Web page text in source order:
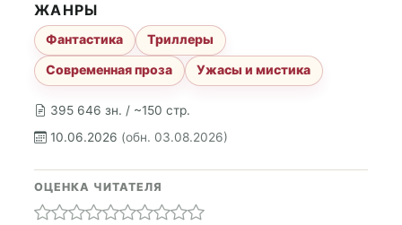
395 646 зн. / ~150 стр.
10.06.2026 (обн. 03.08.2026)
ЖАНРЫ
Фантастика
Триллеры
Современная проза
Ужасы и мистика
ОЦЕНКА ЧИТАТЕЛЯ